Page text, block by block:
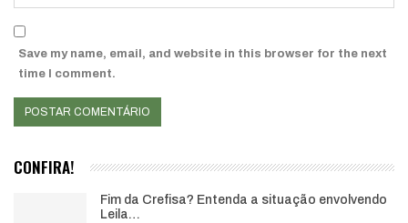
Save my name, email, and website in this browser for the next
time I comment.
CONFIRA!
Fim da Crefisa? Entenda a situação envolvendo
Leila…